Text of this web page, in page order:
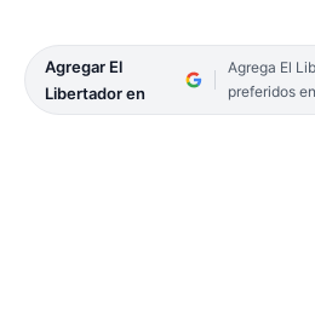
Agregar El
Libertador en
Agrega El
preferidos